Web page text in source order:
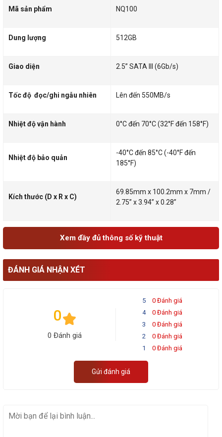
Mã sản phẩm NQ100
Dung lượng 512GB
Giao diện 2.5” SATA III (6Gb/s)
Tốc độ đọc/ghi ngẫu nhiên Lên đến 550MB/s
Nhiệt độ vận hành 0°C đến 70°C (32°F đến 158°F)
Nhiệt độ bảo quản
-40°C đến 85°C (-40°F đến
185°F)
Kích thước (D x R x C)
69.85mm x 100.2mm x 7mm /
2.75” x 3.94” x 0.28”
Xem đầy đủ thông số kỹ thuật
ĐÁNH GIÁ NHẬN XÉT
0
0 Đánh giá
5
0 Đánh giá
4
0 Đánh giá
3
0 Đánh giá
2
0 Đánh giá
1
0 Đánh giá
Gửi đánh giá